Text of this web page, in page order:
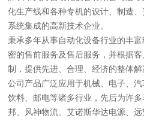
化生产线和各种专机的设计、制造
系统集成的高新技术企业。
秉承多年从事自动化设备行业的丰
密的售前服务及售后服务，并根据
制，提供先进、合理、经济的整体解
公司产品广泛应用于机械、电子、
饮料、邮电等诸多行业，先后为许
邦、风神物流、艾诺斯华达电源、